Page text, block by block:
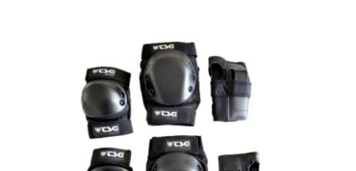
Schoner TSG Junior Set Größe: One
Size